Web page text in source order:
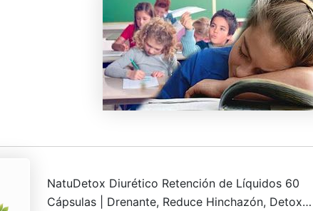
NatuDetox Diurético Retención de Líquidos 60
Cápsulas | Drenante, Reduce Hinchazón, Detox